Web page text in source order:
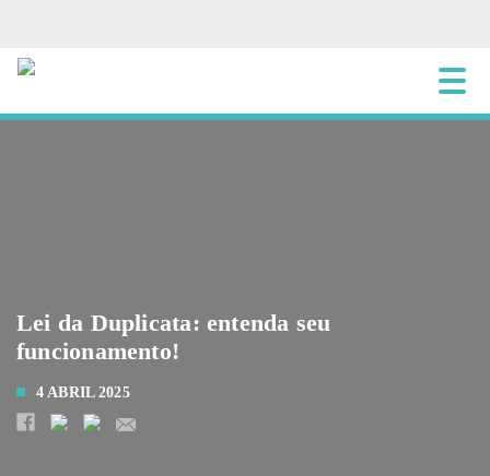
Lei da Duplicata: entenda seu
funcionamento!
4 ABRIL 2025